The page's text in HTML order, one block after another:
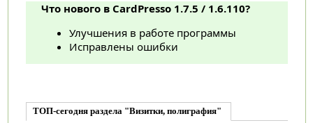
Что нового в CardPresso 1.7.5 / 1.6.110?
Улучшения в работе программы
Исправлены ошибки
ТОП-сегодня раздела "Визитки, полиграфия"